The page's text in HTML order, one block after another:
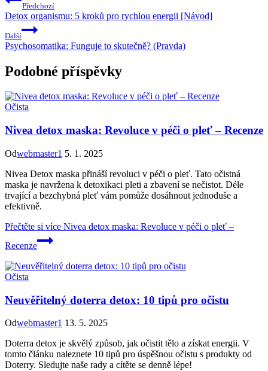
Předchozí
Detox organismu: 5 kroků pro rychlou energii [Návod]
Další
Psychosomatika: Funguje to skutečně? (Pravda)
Podobné příspěvky
Očista
Nivea detox maska: Revoluce v péči o pleť – Recenze
Odwebmaster1 5. 1. 2025
Nivea Detox maska přináší revoluci v péči o pleť. Tato očistná
maska je navržena k detoxikaci pleti a zbavení se nečistot. Déle
trvající a bezchybná pleť vám pomůže dosáhnout jednoduše a
efektivně.
Přečtěte si více Nivea detox maska: Revoluce v péči o pleť –
Recenze
Očista
Neuvěřitelný doterra detox: 10 tipů pro očistu
Odwebmaster1 13. 5. 2025
Doterra detox je skvělý způsob, jak očistit tělo a získat energii. V
tomto článku naleznete 10 tipů pro úspěšnou očistu s produkty od
Doterry. Sledujte naše rady a cítěte se denně lépe!